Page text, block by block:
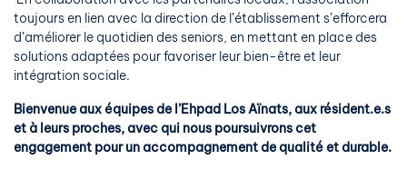
toujours en lien avec la direction de l’établissement s’efforcera
d’améliorer le quotidien des seniors, en mettant en place des
solutions adaptées pour favoriser leur bien-être et leur
intégration sociale.
Bienvenue aux équipes de l’Ehpad Los Aïnats, aux résident.e.s
et à leurs proches, avec qui nous poursuivrons cet
engagement pour un accompagnement de qualité et durable.